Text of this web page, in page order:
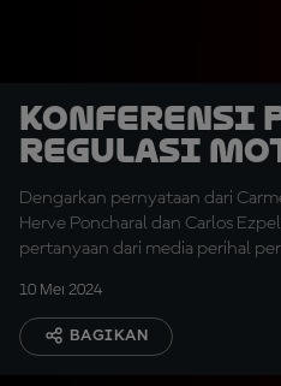
Konferensi
Dengarkan pernyataan dari
Herve Poncharal dan Carlos
pertanyaan dari media perihal
10 Mei 2024
BAGIKAN